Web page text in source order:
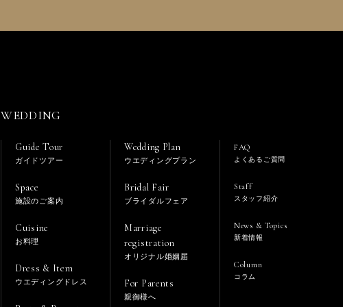
WEDDING
Guide Tour
ガイドツアー
Space
施設のご案内
Cuisine
お料理
Dress & Item
ウエディングドレス
Wedding Plan
ウエディングプラン
Bridal Fair
ブライダルフェア
Marriage
registration
オリジナル婚姻届
For Parents
親御様へ
FAQ
よくあるご質問
Staff
スタッフ紹介
News & Topics
新着情報
Column
コラム